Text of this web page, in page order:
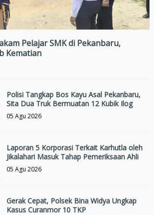
Pelajar SMK di Pekanbaru,
Kematian
Polisi Tangkap Bos Kayu Asal Pekanbaru,
Sita Dua Truk Bermuatan 12 Kubik Ilog
05 Agu 2026
Laporan 5 Korporasi Terkait Karhutla oleh
Jikalahari Masuk Tahap Pemeriksaan Ahli
05 Agu 2026
Gerak Cepat, Polsek Bina Widya Ungkap
Kasus Curanmor 10 TKP